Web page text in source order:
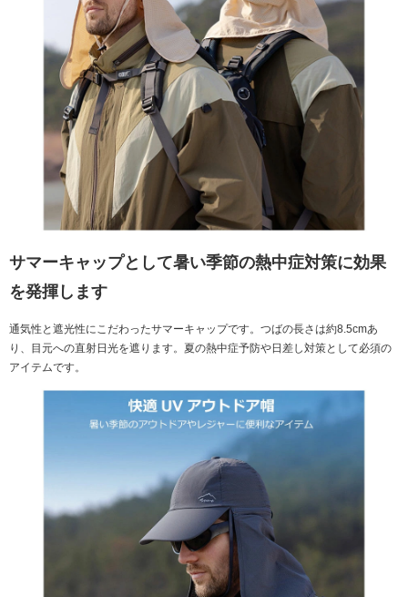
サマーキャップとして暑い季節の熱中症対策に効果
を発揮します
通気性と遮光性にこだわったサマーキャップです。つばの長さは約8.5cmあ
り、目元への直射日光を遮ります。夏の熱中症予防や日差し対策として必須の
アイテムです。